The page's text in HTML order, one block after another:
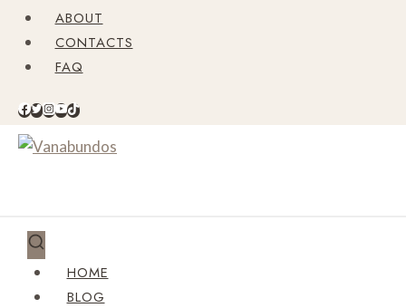
Zum
Inhalt
springen
ABOUT
CONTACTS
FAQ
HOME
BLOG